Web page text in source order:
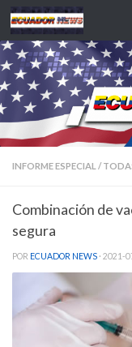
Saltar al contenido
INFORME ESPECIAL /
Combinación de
segura
POR ECUADOR NEWS · 2021-